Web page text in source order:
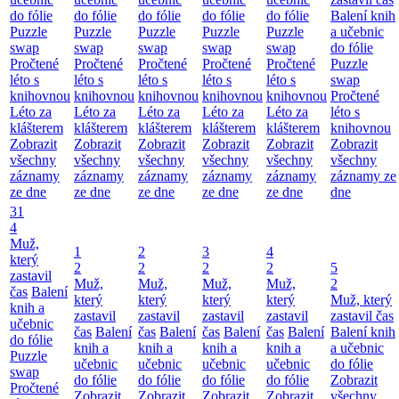
do fólie
Puzzle
swap
Pročtené
léto s
knihovnou
Léto za
klášterem
Zobrazit
všechny
záznamy
ze dne
do fólie
Puzzle
swap
Pročtené
léto s
knihovnou
Léto za
klášterem
Zobrazit
všechny
záznamy
ze dne
do fólie
Puzzle
swap
Pročtené
léto s
knihovnou
Léto za
klášterem
Zobrazit
všechny
záznamy
ze dne
do fólie
Puzzle
swap
Pročtené
léto s
knihovnou
Léto za
klášterem
Zobrazit
všechny
záznamy
ze dne
do fólie
Puzzle
swap
Pročtené
léto s
knihovnou
Léto za
klášterem
Zobrazit
všechny
záznamy
ze dne
Balení knih
a učebnic
do fólie
Puzzle
swap
Pročtené
léto s
knihovnou
Zobrazit
všechny
záznamy ze
dne
31
4
Muž,
který
zastavil
čas Balení
knih a
učebnic
do fólie
Puzzle
swap
Pročtené
1
2
Muž,
který
zastavil
čas Balení
knih a
učebnic
do fólie
2
2
Muž,
který
zastavil
čas Balení
knih a
učebnic
do fólie
3
2
Muž,
který
zastavil
čas Balení
knih a
učebnic
do fólie
4
2
Muž,
který
zastavil
čas Balení
knih a
učebnic
do fólie
5
2
Muž, který
zastavil čas
Balení knih
a učebnic
do fólie
Zobrazit